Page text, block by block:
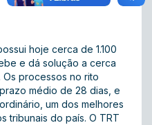
hoje cerca de 1.100
e dá solução a cerca
processos no rito
médio de 28 dias, e
um dos melhores
tribunais do país. O TRT